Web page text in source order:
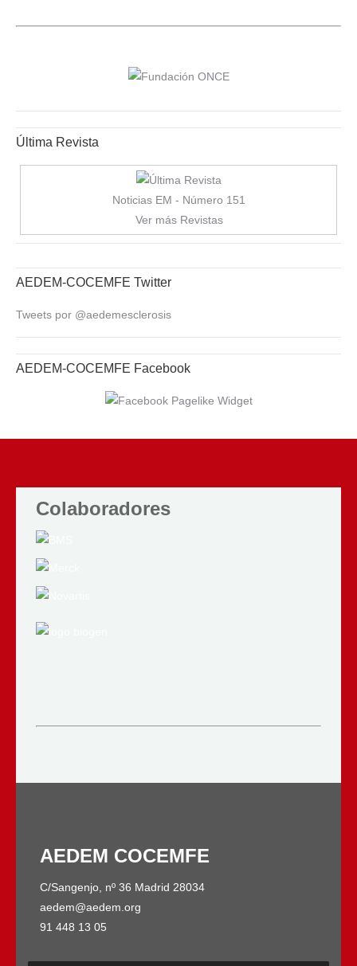
Última Revista
Noticias EM - Número 151
Ver más Revistas
AEDEM-COCEMFE Twitter
Tweets por @aedemesclerosis
AEDEM-COCEMFE Facebook
Colaboradores
AEDEM COCEMFE
C/Sangenjo, nº 36 Madrid 28034
aedem@aedem.org
91 448 13 05